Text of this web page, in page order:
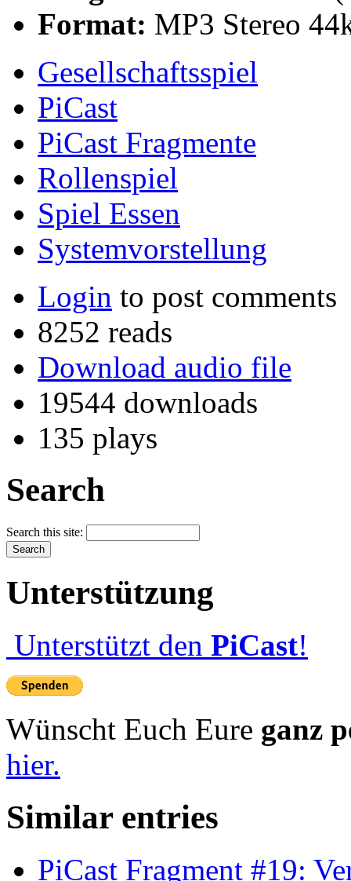
Format: MP3 Stereo
Gesellschaftsspiel
PiCast
PiCast Fragmente
Rollenspiel
Spiel Essen
Systemvorstellung
Login to post comments
8252 reads
Download audio file
19544 downloads
135 plays
Search
Search this site:
Unterstützung
Unterstützt den PiCast!
Wünscht Euch Eure ganz
hier.
Similar entries
PiCast Fragment #19: